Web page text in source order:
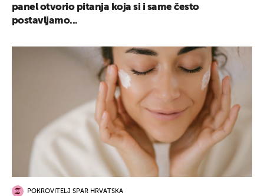
panel otvorio pitanja koja si i same često
postavljamo...
POKROVITELJ SPAR HRVATSKA